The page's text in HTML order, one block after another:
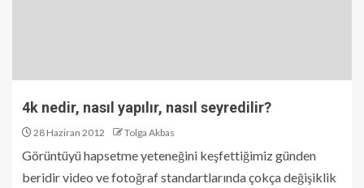
4k nedir, nasıl yapılır, nasıl seyredilir?
28 Haziran 2012 Tolga Akbas
Görüntüyü hapsetme yeteneğini keşfettiğimiz günden
beridir video ve fotoğraf standartlarında çokça değişiklik